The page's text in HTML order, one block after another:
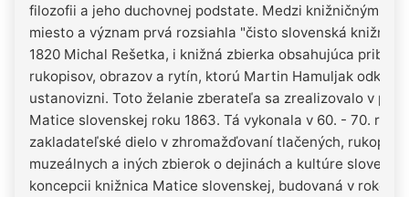
filozofii a jeho duchovnej podstate. Medzi knižničnými
miesto a význam prvá rozsiahla "čisto slovenská
1820 Michal Rešetka, i knižná zbierka obsahujúca
rukopisov, obrazov a rytín, ktorú Martin Hamuljak
ustanovizni. Toto želanie zberateľa sa zrealizovalo v
Matice slovenskej roku 1863. Tá vykonala v 60. - 70.
zakladateľské dielo v zhromažďovaní tlačených,
muzeálnych a iných zbierok o dejinách a kultúre
koncepcii knižnica Matice slovenskej, budovaná v rokoch